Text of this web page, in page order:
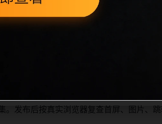
片和摘要是否一致。每次新增内容后同
真实
览。同站连续更新时避免重复标题和重
。发布后按真实浏览器复查首屏、图片、